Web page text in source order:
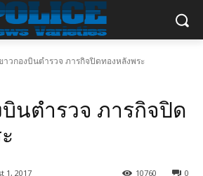
าวกองบินตำรวจ ภารกิจปิดทองหลังพระ
นตำรวจ ภารกิจปิด
1, 2017 0
10760